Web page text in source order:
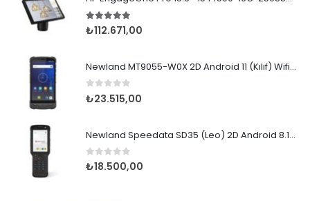
5.00 5 üzerinden
₺112.671,00
Newland MT9055-W0X 2D Android 11 (Kılıf) Wifi BT
0 5 üzerinden
₺23.515,00
Newland Speedata SD35 (Leo) 2D Android 8.1 Wifi BT
0 5 üzerinden
₺18.500,00